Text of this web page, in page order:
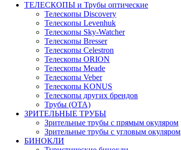
ТЕЛЕСКОПЫ и Трубы оптические
Телескопы Discovery
Телескопы Levenhuk
Телескопы Sky-Watcher
Телескопы Bresser
Телескопы Celestron
Телескопы ORION
Телескопы Meade
Телескопы Veber
Телескопы KONUS
Телескопы других брендов
Трубы (ОТА)
ЗРИТЕЛЬНЫЕ ТРУБЫ
Зрительные трубы с прямым окуляром
Зрительные трубы с угловым окуляром
БИНОКЛИ